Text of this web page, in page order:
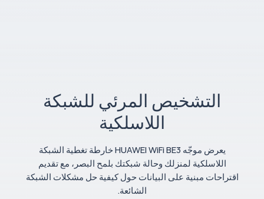
التشخيص المرئي للشبكة
اللاسلكية
يعرض موجّه HUAWEI WiFi BE3 خارطة تغطية الشبكة
اللاسلكية لمنزلك وحالة شبكتك بلمح البصر، مع تقديم
اقتراحات مبنية على البيانات حول كيفية حل مشكلات الشبكة
الشائعة.